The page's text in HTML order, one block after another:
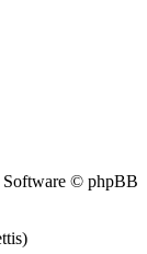
© phpBB